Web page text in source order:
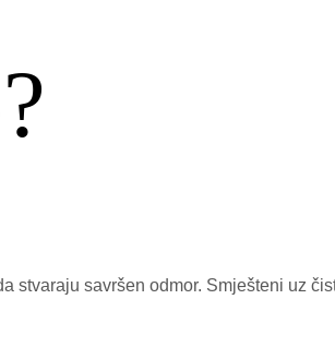
savršen odmor. Smješteni uz